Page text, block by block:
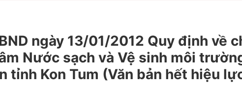
ngày 13/01/2012 Quy định về
Nước sạch và Vệ sinh môi
tỉnh Kon Tum (Văn bản hết hiệu